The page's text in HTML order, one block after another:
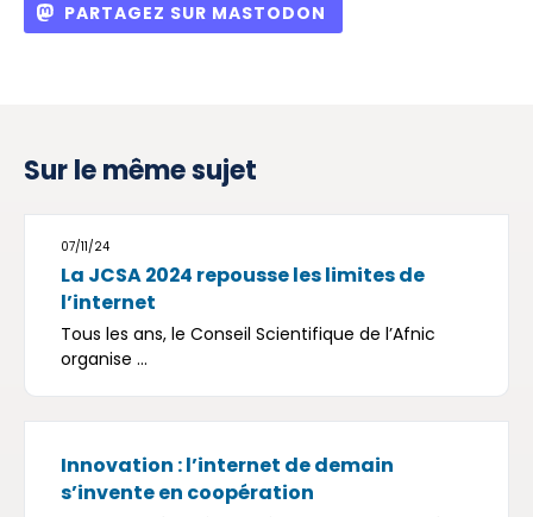
PARTAGEZ SUR MASTODON
Sur le même sujet
07/11/24
La JCSA 2024 repousse les limites de
l’internet
Tous les ans, le Conseil Scientifique de l’Afnic
organise ...
Innovation : l’internet de demain
s’invente en coopération